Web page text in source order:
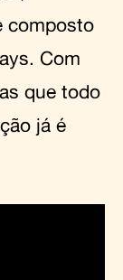
composto
Com
que todo
já é